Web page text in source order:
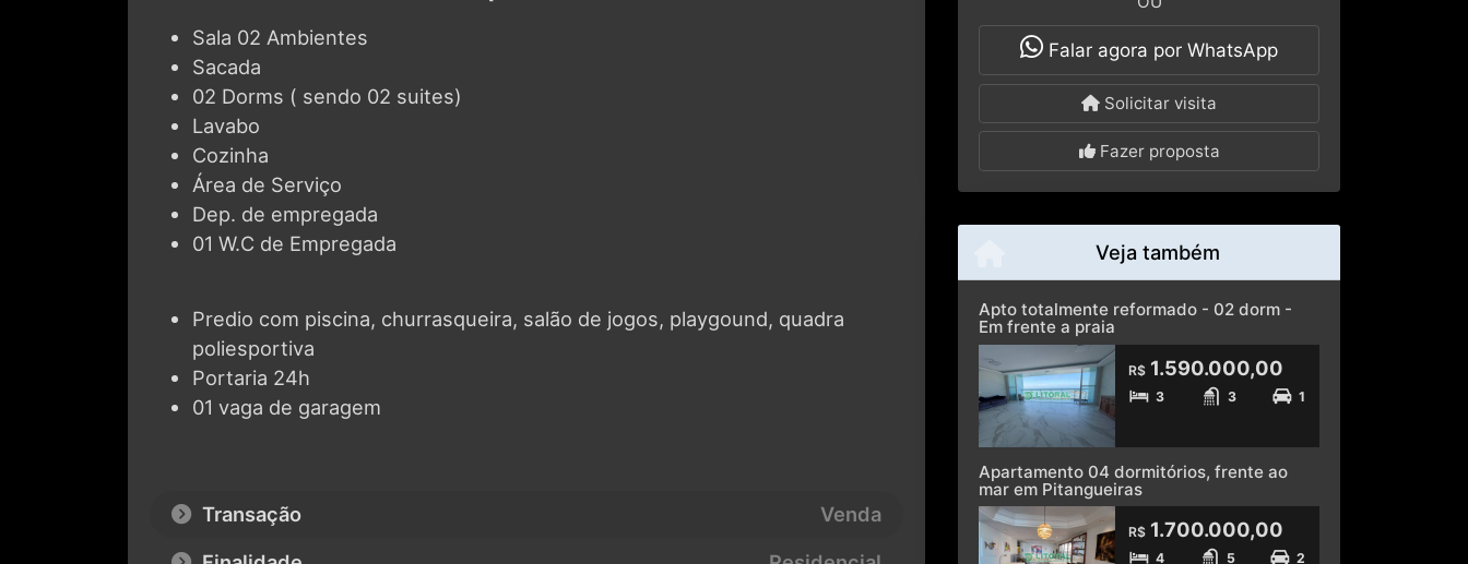
Sacada
02 Dorms ( sendo 02 suites)
Lavabo
Cozinha
Área de Serviço
Dep. de empregada
01 W.C de Empregada
poliesportiva
Portaria 24h
01 vaga de garagem
Finalidade
Residencial
Solicitar visita
Fazer proposta
Veja também
Apto totalmente reformado - 02 dorm -
3 3
Apartamento 04 dormitórios, frente ao
R$
4 5